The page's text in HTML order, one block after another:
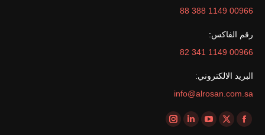
00966 1149 388 88
رقم الفاكس:
00966 1149 341 82
البريد الالكتروني:
info@alrosan.com.sa
Find us on:
Facebook
X
YouTube
Linkedin
Instagram